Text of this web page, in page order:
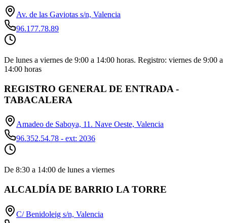
Av. de las Gaviotas s/n, Valencia
96.177.78.89
De lunes a viernes de 9:00 a 14:00 horas. Registro: viernes de 9:00 a
14:00 horas
REGISTRO GENERAL DE ENTRADA -
TABACALERA
Amadeo de Saboya, 11. Nave Oeste, Valencia
96.352.54.78 - ext: 2036
De 8:30 a 14:00 de lunes a viernes
ALCALDÍA DE BARRIO LA TORRE
C/ Benidoleig s/n, Valencia